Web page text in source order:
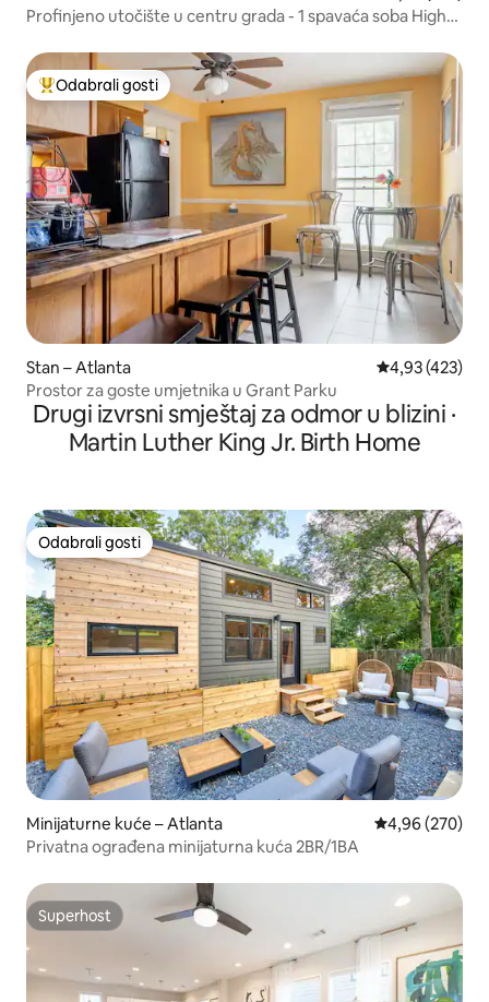
Profinjeno utočište u centru grada - 1 spavaća soba High
Među najviše rangiranima s oznakom „Odabrali gosti”
Odabrali gosti
Stan – Atlanta Prosječna
4,93 (423)
Prostor za goste umjetnika u Grant Parku
Drugi izvrsni smještaj za odmor u blizini ·
Martin Luther King Jr. Birth Home
Odabrali gosti
Odabrali gosti
Minijaturne kuće – Atlanta Prosječna
4,96 (270)
Privatna ograđena minijaturna kuća 2BR/1BA
Superhost
Superhost